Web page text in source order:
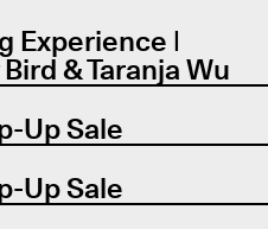
Experience |
& Taranja Wu
Up Sale
Up Sale